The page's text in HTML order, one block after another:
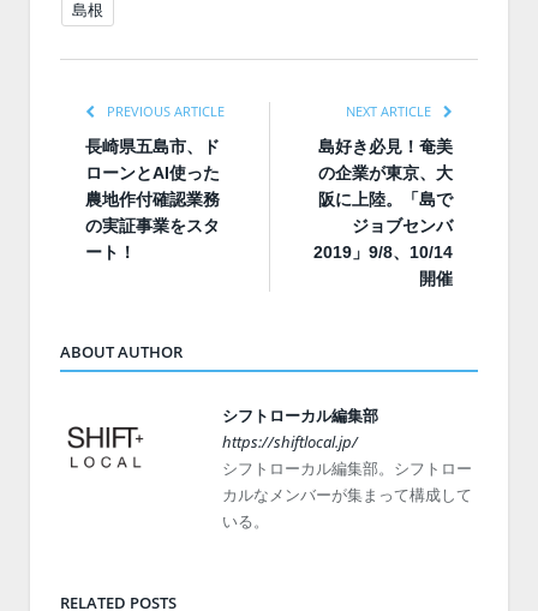
島根
PREVIOUS ARTICLE
長崎県五島市、ド
ローンとAI使った
農地作付確認業務
の実証事業をスタ
ート！
NEXT ARTICLE
島好き必見！奄美
の企業が東京、大
阪に上陸。「島で
ジョブセンバ
2019」9/8、10/14
開催
ABOUT AUTHOR
シフトローカル編集部
https://shiftlocal.jp/
シフトローカル編集部。シフトロー
カルなメンバーが集まって構成して
いる。
RELATED POSTS